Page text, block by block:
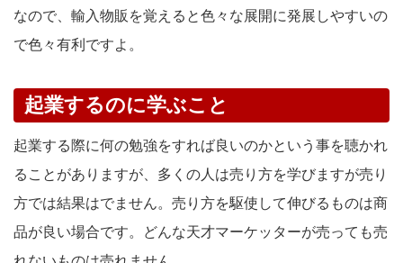
なので、輸入物販を覚えると色々な展開に発展しやすいの
で色々有利ですよ。
起業するのに学ぶこと
起業する際に何の勉強をすれば良いのかという事を聴かれ
ることがありますが、多くの人は売り方を学びますが売り
方では結果はでません。売り方を駆使して伸びるものは商
品が良い場合です。どんな天才マーケッターが売っても売